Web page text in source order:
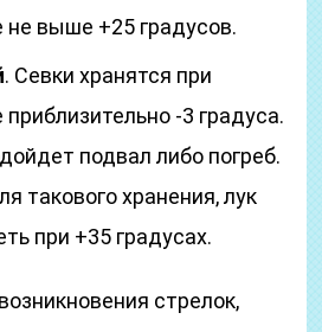
не выше +25 градусов.
. Севки хранятся при
-3 градуса.
подвал либо погреб.
такового хранения, лук
при +35 градусах.
стрелок,